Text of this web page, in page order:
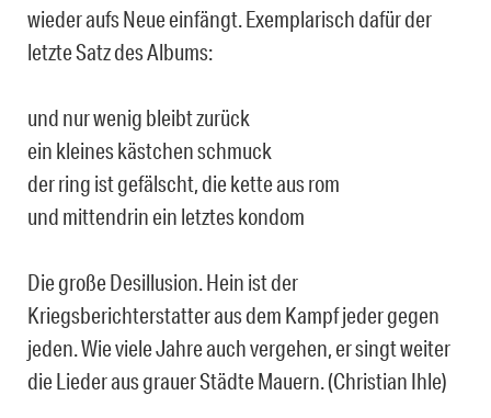
wieder aufs Neue einfängt. Exemplarisch dafür der
letzte Satz des Albums:
und nur wenig bleibt zurück
ein kleines kästchen schmuck
der ring ist gefälscht, die kette aus rom
und mittendrin ein letztes kondom
Die große Desillusion. Hein ist der
Kriegsberichterstatter aus dem Kampf jeder gegen
jeden. Wie viele Jahre auch vergehen, er singt weiter
die Lieder aus grauer Städte Mauern. (Christian Ihle)